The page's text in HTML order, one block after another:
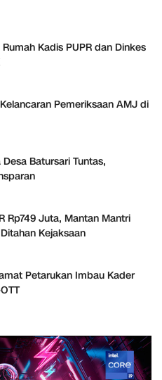
Kadis PUPR dan Dinkes
Pemeriksaan AMJ di
Batursari Tuntas,
Rp749 Juta, Mantan Mantri
Kejaksaan
Petarukan Imbau Kader